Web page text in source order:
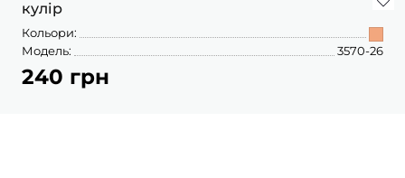
кулір
Кольори:
Модель:
3570-26
240 грн